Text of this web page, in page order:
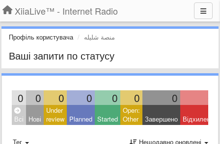
XiiaLive™ - Internet Radio
Профіль користувача منصة شليله
Ваші запити по статусу
0 0 0 0 0 0 0
Всі Нові
Under
review Planned Started
Open:
Other
Завершено Відхилено
Тег
Нещодавно оновлені